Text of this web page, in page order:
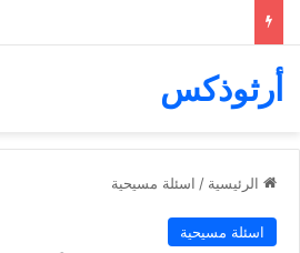
أرثوذكس
الرئيسية / اسئلة مسيحية
اسئلة مسيحية